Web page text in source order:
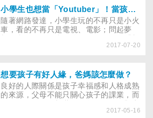
年保護調查官，也是《陪你去環島》一書
的作者盧蘇偉，3年前給獨子盧蘇士的小
學畢業禮物，是單車環遊台灣9天。和兒
子相處融洽的盧蘇偉說，經過9天的旅
程，讓他與孩子的關係變得更親密。同
人也有一番感觸。
小學生也想當「Youtuber」！當孩子模仿「網紅」，言行脫序無法分辨是非時，父母該如何溝通？
​隨著網路發達，小學生玩的不再只是小火
車，看的不再只是電視、電影；問起夢
當Youtuber」。近幾個月，也有不少國小
後引起一陣熱議。有人認為從小便學習如
何拍影片不是件壞事，但當YouTube上亂
象橫生，高點擊率的當紅Youtuber為了點
閱率，拍出丟擲刀槍、在外國地鐵奔跑等
危險內容的時候，不少孩子觀看時無法分
2017-07-20
想要孩子有好人緣，爸媽該怎麼做？
良好的人際關係是孩子幸福感和人格成熟
的來源，父母不能只關心孩子的課業，而
孩子是否有交友障礙？又該如何找出在人
2017-05-16